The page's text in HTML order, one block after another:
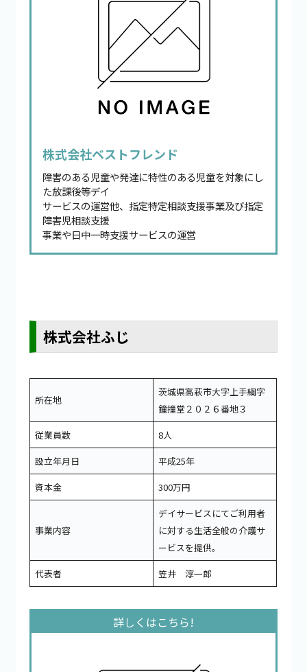
株式会社ベストフレンド
障害のある児童や発達に特性のある児童を対象にし
た放課後等デイ
サービスの運営他、指定特定相談支援事業及び指定
障害児相談支援
事業や日中一時支援サービスの運営
株式会社ふじ
所在地
茨城県高萩市大字上手綱字
鐘撞堂２０２６番地３
従業員数
8人
設立年月日
平成25年
資本金
300万円
事業内容
デイサービスにてご利用者
に対する生活全般の介護サ
ービスを提供。
代表者
笠井 淳一郎